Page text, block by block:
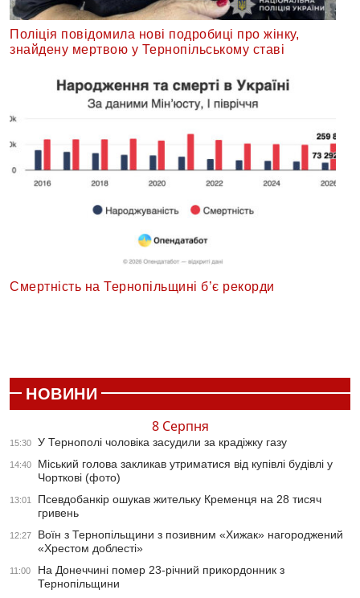
Поліція повідомила нові подробиці про жінку,
знайдену мертвою у Тернопільському ставі
Смертність на Тернопільщині б’є рекорди
НОВИНИ
8 Серпня
15:30 У Тернополі чоловіка засудили за крадіжку газу
14:40
Міський голова закликав утриматися від купівлі будівлі у
Чорткові (фото)
13:01
Псевдобанкір ошукав жительку Кременця на 28 тисяч
гривень
12:27
Воїн з Тернопільщини з позивним «Хижак» нагороджений
«Хрестом доблесті»
11:00
На Донеччині помер 23-річний прикордонник з
Тернопільщини